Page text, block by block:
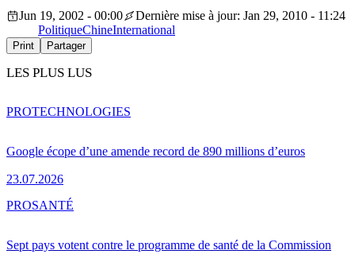
Jun 19, 2002 - 00:00
Dernière mise à jour: Jan 29, 2010 - 11:24
PolitiqueChineInternational
Print Partager
LES PLUS LUS
Google écope d’une amende record de 890 millions d’euros
23.07.2026
PROTECHNOLOGIES
Sept pays votent contre le programme de santé de la Commission
PROSANTÉ